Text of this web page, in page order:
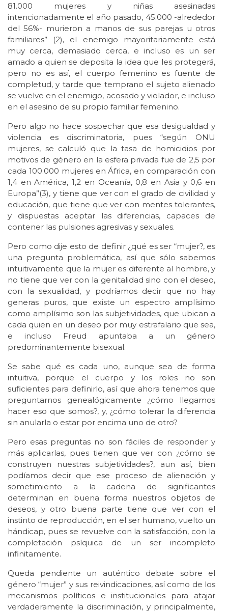
81.000 mujeres y niñas asesinadas
intencionadamente el año pasado, 45.000 -alrededor
del 56%- murieron a manos de sus parejas u otros
familiares” (2), el enemigo mayoritariamente está
muy cerca, demasiado cerca, e incluso es un ser
amado a quien se deposita la idea que les protegerá,
pero no es así, el cuerpo femenino es fuente de
completud, y tarde que temprano el sujeto alienado
se vuelve en el enemigo, acosado y violador, e incluso
en el asesino de su propio familiar femenino.
Pero algo no hace sospechar que esa desigualdad y
violencia es discriminatoria, pues “según ONU
mujeres, se calculó que la tasa de homicidios por
motivos de género en la esfera privada fue de 2,5 por
cada 100.000 mujeres en África, en comparación con
1,4 en América, 1,2 en Oceanía, 0,8 en Asia y 0,6 en
Europa”(3), y tiene que ver con el grado de civilidad y
educación, que tiene que ver con mentes tolerantes,
y dispuestas aceptar las diferencias, capaces de
contener las pulsiones agresivas y sexuales.
Pero como dije esto de definir ¿qué es ser “mujer?, es
una pregunta problemática, así que sólo sabemos
intuitivamente que la mujer es diferente al hombre, y
no tiene que ver con la genitalidad sino con el deseo,
con la sexualidad, y podríamos decir que no hay
generas puros, que existe un espectro amplísimo
como amplísimo son las subjetividades, que ubican a
cada quien en un deseo por muy estrafalario que sea,
e incluso Freud apuntaba a un género
predominantemente bisexual.
Se sabe qué es cada uno, aunque sea de forma
intuitiva, porque el cuerpo y los roles no son
suficientes para definirlo, así que ahora tenemos que
preguntarnos genealógicamente ¿cómo llegamos
hacer eso que somos?, y, ¿cómo tolerar la diferencia
sin anularla o estar por encima uno de otro?
Pero esas preguntas no son fáciles de responder y
más aplicarlas, pues tienen que ver con ¿cómo se
construyen nuestras subjetividades?, aun así, bien
podíamos decir que ese proceso de alienación y
sometimiento a la cadena de significantes
determinan en buena forma nuestros objetos de
deseos, y otro buena parte tiene que ver con el
instinto de reproducción, en el ser humano, vuelto un
hándicap, pues se revuelve con la satisfacción, con la
completación psíquica de un ser incompleto
infinitamente.
Queda pendiente un auténtico debate sobre el
género “mujer” y sus reivindicaciones, así como de los
mecanismos políticos e institucionales para atajar
verdaderamente la discriminación, y principalmente,